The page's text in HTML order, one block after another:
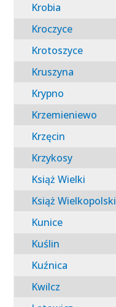
Krobia
Kroczyce
Krotoszyce
Kruszyna
Krypno
Krzemieniewo
Krzęcin
Krzykosy
Książ Wielki
Książ Wielkopolski
Kunice
Kuślin
Kuźnica
Kwilcz